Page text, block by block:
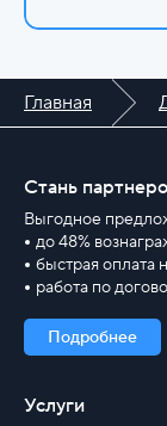
Главная
Стань
Выгодное
до 48%
быстрая оплата
работа по
Подробнее
Услуги